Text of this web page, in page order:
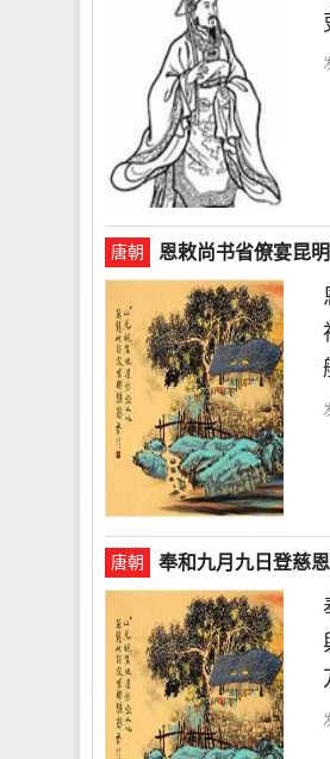
唐朝 恩敕尚书省僚宴昆
唐朝 奉和九月九日登慈